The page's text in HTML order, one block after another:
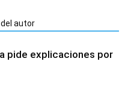
autor
pide explicaciones por